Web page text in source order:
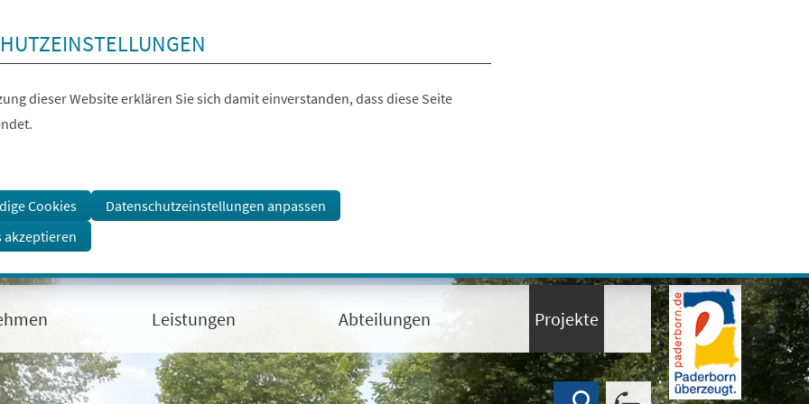
dieser Website erklären Sie sich damit einverstanden, dass diese Seite
Cookies
Datenschutzeinstellungen anpassen
akzeptieren
Leistungen Abteilungen Projekte